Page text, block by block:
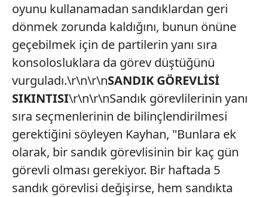
oyunu kullanamadan sandıklardan geri
dönmek zorunda kaldığını, bunun önüne
geçebilmek için de partilerin yanı sıra
konsolosluklara da görev düştüğünü
vurguladı.\r\n\r\nSANDIK GÖREVLİSİ
SIKINTISI\r\n\r\nSandık görevlilerinin yanı
sıra seçmenlerinin de bilinçlendirilmesi
gerektiğini söyleyen Kayhan, "Bunlara ek
olarak, bir sandık görevlisinin bir kaç gün
görevli olması gerekiyor. Bir haftada 5
sandık görevlisi değişirse, hem sandıkta